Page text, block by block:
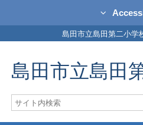
島田市立島田第二小学
島田市立島田